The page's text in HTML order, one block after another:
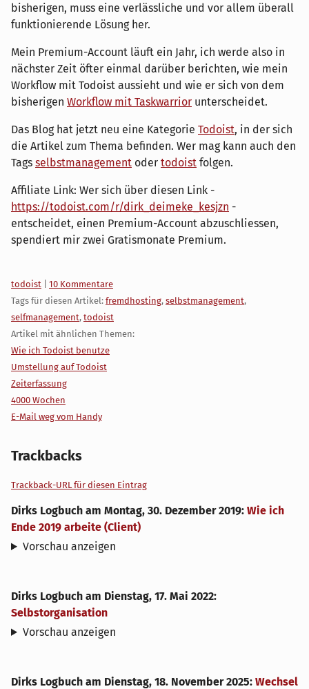
bisherigen, muss eine verlässliche und vor allem überall
funktionierende Lösung her.
Mein Premium-Account läuft ein Jahr, ich werde also in
nächster Zeit öfter einmal darüber berichten, wie mein
Workflow mit Todoist aussieht und wie er sich von dem
bisherigen Workflow mit Taskwarrior unterscheidet.
Das Blog hat jetzt neu eine Kategorie Todoist, in der sich
die Artikel zum Thema befinden. Wer mag kann auch den
Tags selbstmanagement oder todoist folgen.
Affiliate Link: Wer sich über diesen Link -
https://todoist.com/r/dirk_deimeke_kesjzn -
entscheidet, einen Premium-Account abzuschliessen,
spendiert mir zwei Gratismonate Premium.
Kategorien:
todoist
10 Kommentare
Tags für diesen Artikel: fremdhosting, selbstmanagement,
selfmanagement, todoist
Artikel mit ähnlichen Themen:
Wie ich Todoist benutze
Umstellung auf Todoist
Zeiterfassung
4000 Wochen
E-Mail weg vom Handy
Trackbacks
Trackback-URL für diesen Eintrag
Dirks Logbuch am Montag, 30. Dezember 2019: Wie ich
Ende 2019 arbeite (Client)
Vorschau anzeigen
Dirks Logbuch am Dienstag, 17. Mai 2022:
Selbstorganisation
Vorschau anzeigen
Dirks Logbuch am Dienstag, 18. November 2025: Wechsel